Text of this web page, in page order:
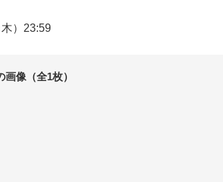
）23:59
像（全1枚）